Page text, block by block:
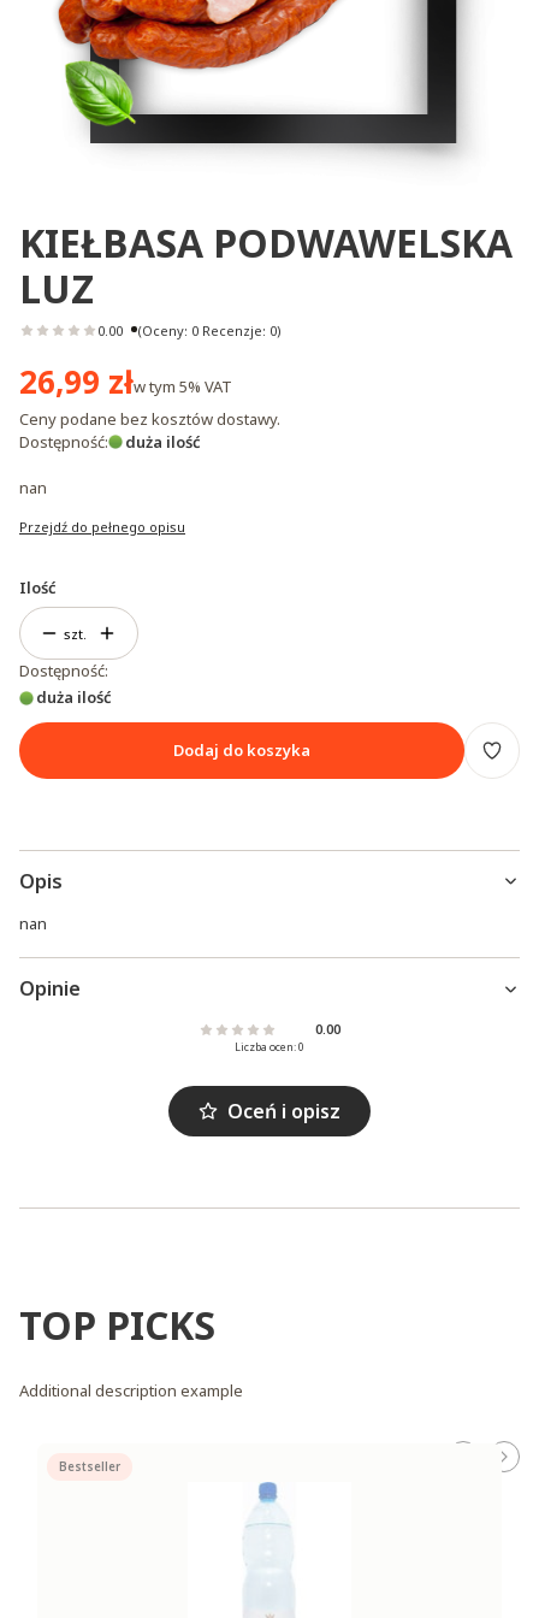
KIEŁBASA PODWAWELSKA
LUZ
0.00 (Oceny: 0 Recenzje: 0)
Cena
26,99 złw tym 5% VAT
Ceny podane bez kosztów dostawy.
Dostępność:
duża ilość
nan
Przejdź do pełnego opisu
Ilość
szt.
Dostępność:
duża ilość
Dodaj do koszyka
Opis
nan
Opinie
0.00
Liczba ocen: 0
Oceń i opisz
TOP PICKS
Additional description example
Bestseller